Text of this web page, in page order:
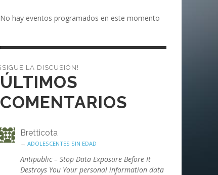
No hay eventos programados en este momento
¡SIGUE LA DISCUSIÓN!
ÚLTIMOS
COMENTARIOS
Bretticota
→ ADOLESCENTES SIN EDAD
Antipublic – Stop Data Exposure Before It
Destroys You Your personal information data